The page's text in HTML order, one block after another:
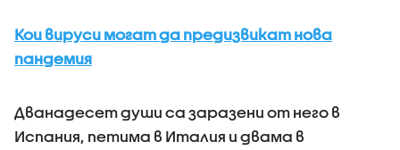
Кои вируси могат да предизвикат нова
пандемия
Дванадесет души са заразени от него в
Испания, петима в Италия и двама в